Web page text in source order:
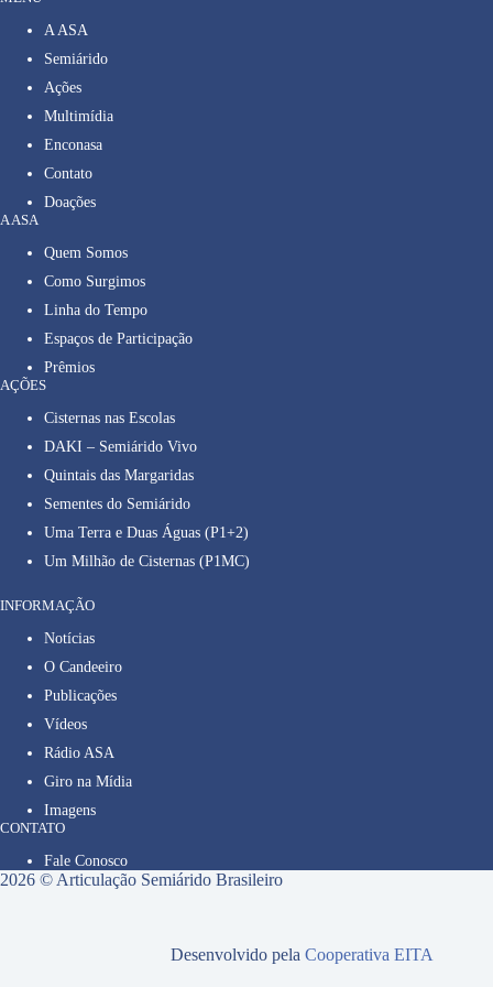
A ASA
Semiárido
Ações
Multimídia
Enconasa
Contato
Doações
A ASA
Quem Somos
Como Surgimos
Linha do Tempo
Espaços de Participação
Prêmios
AÇÕES
Cisternas nas Escolas
DAKI – Semiárido Vivo
Quintais das Margaridas
Sementes do Semiárido
Uma Terra e Duas Águas (P1+2)
Um Milhão de Cisternas (P1MC)
INFORMAÇÃO
Notícias
O Candeeiro
Publicações
Vídeos
Rádio ASA
Giro na Mídia
Imagens
CONTATO
Fale Conosco
2026 © Articulação Semiárido Brasileiro
Desenvolvido pelaCooperativa EITA